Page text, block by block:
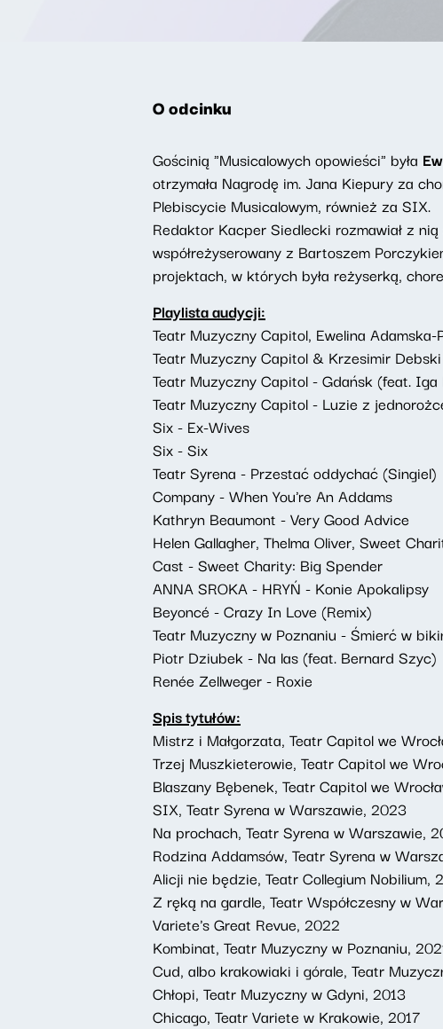
O odcinku
Gościnią "Musicalowych opowieści" była
otrzymała Nagrodę im. Jana Kiepury za
Plebiscycie Musicalowym, również za SIX.
Redaktor Kacper Siedlecki rozmawiał z
współreżyserowany z Bartoszem
projektach, w których była reżyserką,
Playlista audycji:
Teatr Muzyczny Capitol, Ewelina
Teatr Muzyczny Capitol & Krzesimir
Teatr Muzyczny Capitol - Gdańsk (feat.
Teatr Muzyczny Capitol - Luzie z
Six - Ex-Wives
Six - Six
Teatr Syrena - Przestać oddychać (Singiel)
Company - When You're An Addams
Kathryn Beaumont - Very Good Advice
Helen Gallagher, Thelma Oliver, Sweet
Cast - Sweet Charity: Big Spender
ANNA SROKA - HRYŃ - Konie Apokalipsy
Beyoncé - Crazy In Love (Remix)
Teatr Muzyczny w Poznaniu - Śmierć w
Piotr Dziubek - Na las (feat. Bernard Szyc)
Renée Zellweger - Roxie
Spis tytułów:
Mistrz i Małgorzata, Teatr Capitol we
Trzej Muszkieterowie, Teatr Capitol we
Blaszany Bębenek, Teatr Capitol we
SIX, Teatr Syrena w Warszawie, 2023
Na prochach, Teatr Syrena w Warszawie,
Rodzina Addamsów, Teatr Syrena w
Alicji nie będzie, Teatr Collegium Nobilium,
Z ręką na gardle, Teatr Współczesny w
Variete's Great Revue, 2022
Kombinat, Teatr Muzyczny w Poznaniu,
Cud, albo krakowiaki i górale, Teatr
Chłopi, Teatr Muzyczny w Gdyni, 2013
Chicago, Teatr Variete w Krakowie, 2017